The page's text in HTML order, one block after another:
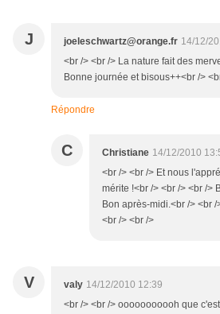
J joeleschwartz@orange.fr 14/12/
<br /> <br /> La nature fait des
Bonne journée et bisous++<br />
Répondre
C Christiane 14/12/2010
<br /> <br /> Et nous
mérite !<br /> <br /> <br />
Bon après-midi.<br /> <br
<br /> <br />
V valy 14/12/2010 12:39
<br /> <br /> ooooooooooh que